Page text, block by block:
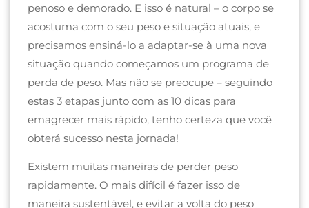
penoso e demorado. E isso é natural – o corpo se
acostuma com o seu peso e situação atuais, e
precisamos ensiná-lo a adaptar-se à uma nova
situação quando começamos um programa de
perda de peso. Mas não se preocupe – seguindo
estas 3 etapas junto com as 10 dicas para
emagrecer mais rápido, tenho certeza que você
obterá sucesso nesta jornada!
Existem muitas maneiras de perder peso
rapidamente. O mais difícil é fazer isso de
maneira sustentável, e evitar a volta do peso